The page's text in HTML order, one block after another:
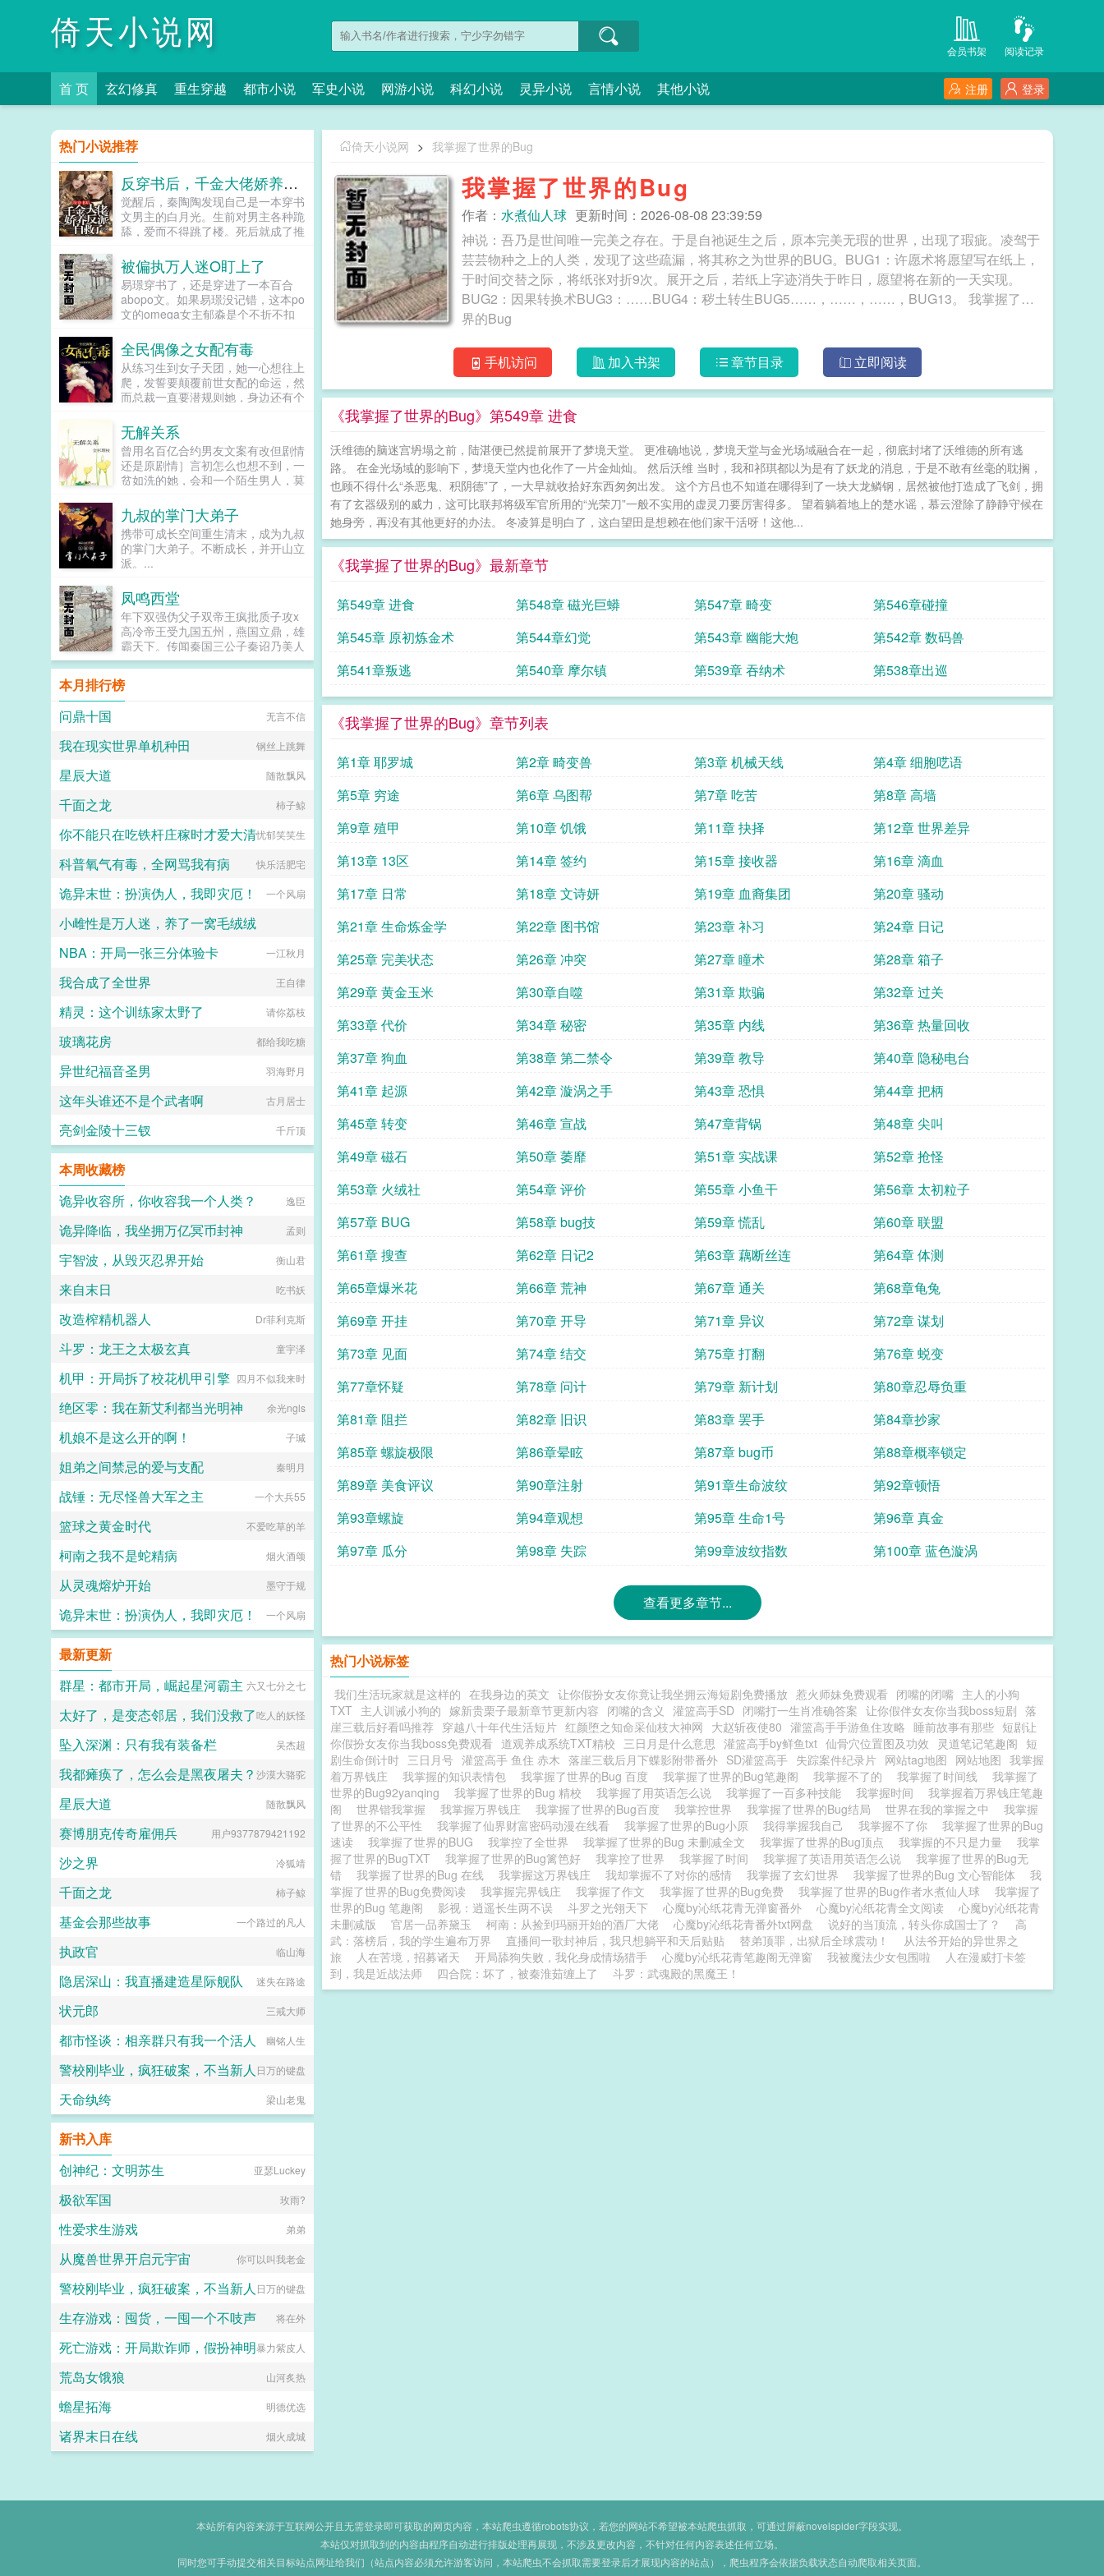
倚天小说网 阅读记录
会员书架
首 页 玄幻修真 重生穿越 都市小说 军史小说 网游小说 科幻小说 灵异小说 言情小说 其他小说 登录
注册
倚天小说网 > 我掌握了世界的Bug
我掌握了世界的Bug
作者： 水煮仙人球 更新时间：2026-08-08 23:39:59
神说：吾乃是世间唯一完美之存在。于是自祂诞生之后，原本完美无瑕的世界，出现了瑕疵。凌驾于
芸芸物种之上的人类，发现了这些疏漏，将其称之为世界的BUG。BUG1：许愿术将愿望写在纸上，
于时间交替之际，将纸张对折9次。展开之后，若纸上字迹消失于昨日，愿望将在新的一天实现。
BUG2：因果转换术BUG3：……BUG4：秽土转生BUG5……，……，……，BUG13。 我掌握了世
界的Bug
手机访问 加入书架 章节目录 立即阅读
《我掌握了世界的Bug》第549章 进食
沃维德的脑迷宫坍塌之前，陆湛便已然提前展开了梦境天堂。 更准确地说，梦境天堂与金光场域融合在一起，彻底封堵了沃维德的所有逃
路。 在金光场域的影响下，梦境天堂内也化作了一片金灿灿。 然后沃维 当时，我和祁琪都以为是有了妖龙的消息，于是不敢有丝毫的耽搁，
也顾不得什么“杀恶鬼、积阴德”了，一大早就收拾好东西匆匆出发。 这个方吕也不知道在哪得到了一块大龙鳞钢，居然被他打造成了飞剑，拥
有了玄器级别的威力，这可比联邦将级军官所用的“光荣刀”一般不实用的虚灵刀要厉害得多。 望着躺着地上的楚水谣，慕云澄除了静静守候在
她身旁，再没有其他更好的办法。 冬凌算是明白了，这白望田是想赖在他们家干活呀！这他...
《我掌握了世界的Bug》最新章节
第549章 进食 第548章 磁光巨蟒 第547章 畸变
第546章碰撞
第545章 原初炼金术
第544章幻觉 第543章 幽能大炮
第542章 数码兽
第541章叛逃
第540章 摩尔镇 第539章 吞纳术 第538章出巡
《我掌握了世界的Bug》章节列表
第1章 耶罗城 第2章 畸变兽 第3章 机械天线
第4章 细胞呓语
第5章 穷途
第6章 乌图帮 第7章 吃苦
第8章 高墙
第9章 殖甲
第10章 饥饿 第11章 抉择
第12章 世界差异
第13章 13区
第14章 签约 第15章 接收器
第16章 滴血
第17章 日常
第18章 文诗妍 第19章 血裔集团
第20章 骚动
第21章 生命炼金学
第22章 图书馆 第23章 补习
第24章 日记
第25章 完美状态
第26章 冲突 第27章 瞳术
第28章 箱子
第29章 黄金玉米
第30章自噬 第31章 欺骗
第32章 过关
第33章 代价
第34章 秘密 第35章 内线
第36章 热量回收
第37章 狗血
第38章 第二禁令 第39章 教导
第40章 隐秘电台
第41章 起源
第42章 漩涡之手 第43章 恐惧
第44章 把柄
第45章 转变
第46章 宣战 第47章背锅
第48章 尖叫
第49章 磁石
第50章 萎靡 第51章 实战课
第52章 抢怪
第53章 火绒社
第54章 评价 第55章 小鱼干
第56章 太初粒子
第57章 BUG
第58章 bug技 第59章 慌乱
第60章 联盟
第61章 搜查
第62章 日记2 第63章 藕断丝连
第64章 体测
第65章爆米花
第66章 荒神 第67章 通关
第68章龟兔
第69章 开挂
第70章 开导 第71章 异议
第72章 谋划
第73章 见面
第74章 结交 第75章 打翻
第76章 蜕变
第77章怀疑
第78章 问计 第79章 新计划
第80章忍辱负重
第81章 阻拦
第82章 旧识 第83章 罢手
第84章抄家
第85章 螺旋极限
第86章晕眩 第87章 bug币
第88章概率锁定
第89章 美食评议
第90章注射 第91章生命波纹
第92章顿悟
第93章螺旋
第94章观想 第95章 生命1号
第96章 真金
第97章 瓜分
第98章 失踪 第99章波纹指数 第100章 蓝色漩涡
查看更多章节...
热门小说标签
我们生活玩家就是这样的 在我身边的英文 让你假扮女友你竟让我坐拥云海短剧免费播放 惹火师妹免费观看 闭嘴的闭嘴 主人的小狗
TXT 主人训诫小狗的 嫁新贵栗子最新章节更新内容 闭嘴的含义 灌篮高手SD 闭嘴打一生肖准确答案 让你假伴女友你当我boss短剧 落
崖三载后好看吗推荐 穿越八十年代生活短片 红颜堕之知命采仙枝大神网 大赵斩夜使80 灌篮高手手游鱼住攻略 睡前故事有那些 短剧让
你假扮女友你当我boss免费观看 道观养成系统TXT精校 三日月是什么意思 灌篮高手by鲜鱼txt 仙骨穴位置图及功效 灵道笔记笔趣阁 短
剧生命倒计时 三日月号 灌篮高手 鱼住 赤木 落崖三载后月下蝶影附带番外 SD灌篮高手 失踪案件纪录片 网站tag地图 网站地图 我掌握
着万界钱庄
我掌握的知识表情包 我掌握了世界的Bug 百度 我掌握了世界的Bug笔趣阁 我掌握不了的 我掌握了时间线
我掌握了
世界的Bug92yanqing
我掌握了世界的Bug 精校 我掌握了用英语怎么说 我掌握了一百多种技能 我掌握时间
我掌握着万界钱庄笔趣
阁
世界锴我掌握 我掌握万界钱庄 我掌握了世界的Bug百度 我掌控世界 我掌握了世界的Bug结局 世界在我的掌握之中
我掌握
了世界的不公平性
我掌握了仙界财富密码动漫在线看 我掌握了世界的Bug小原 我得掌握我自己 我掌握不了你
我掌握了世界的Bug
速读
我掌握了世界的BUG 我掌控了全世界 我掌握了世界的Bug 未删减全文 我掌握了世界的Bug顶点 我掌握的不只是力量
我掌
握了世界的BugTXT
我掌握了世界的Bug篱笆好 我掌控了世界 我掌握了时间 我掌握了英语用英语怎么说
我掌握了世界的Bug无
错
我掌握了世界的Bug 在线 我掌握这万界钱庄 我却掌握不了对你的感情 我掌握了玄幻世界 我掌握了世界的Bug 文心智能体
我
掌握了世界的Bug免费阅读
我掌握完界钱庄 我掌握了作文 我掌握了世界的Bug免费 我掌握了世界的Bug作者水煮仙人球
我掌握了
世界的Bug 笔趣阁
影视：逍遥长生两不误 斗罗之光翎天下 心魔by沁纸花青无弹窗番外 心魔by沁纸花青全文阅读
心魔by沁纸花青
未删减版
官居一品养黛玉 柯南：从捡到玛丽开始的酒厂大佬 心魔by沁纸花青番外txt网盘 说好的当顶流，转头你成国士了？
高
武：落榜后，我的学生遍布万界
直播间一歌封神后，我只想躺平和天后贴贴 替弟顶罪，出狱后全球震动！
从法爷开始的异世界之
旅
人在苦境，招募诸天 开局舔狗失败，我化身成情场猎手 心魔by沁纸花青笔趣阁无弹窗 我被魔法少女包围啦
人在漫威打卡签
到，我是近战法师
四合院：坏了，被秦淮茹缠上了 斗罗：武魂殿的黑魔王！
热门小说推荐
反穿书后，千金大佬娇养反派自救了
觉醒后，秦陶陶发现自己是一本穿书
文男主的白月光。生前对男主各种跪
舔，爱而不得跳了楼。死后就成了推
尸。秦家大小姐不干了！马上开启
王...
被偏执万人迷O盯上了
易璟穿书了，还是穿进了一本百合
abopo文。如果易璟没记错，这本po
文的omega女主郁淼是个不折不扣
无法克制对郁淼强取豪夺的冲动，即
使郁淼自己性格冷淡对那种事完全没
有兴趣，剧情也总会拐到那个方向，
而且每隔两三章会就换一批alpha，
刺激得不行。穿到一切开始之前，易
淼。青灰亚麻色的分层长卷发，神态
有些病弱，眼波迷蒙猫一样慵懒仿佛
含着水似的，远远一眼望过来就能令
人神魂颠倒。看着郁淼靠在窗边，衬
吞吐烟雾，易璟缓缓向写出郁淼的作
者献上膝盖。难怪文中那些alpha要
发疯，她看了也忍不住想喊姐姐请让
我贴一下啊！郁淼有一个秘密。她知
道未来会发生的所有事。那期间每一
之前，郁淼每天都在数着日子等着复
仇，因此她清楚的知道易璟不是这个
世界的人。但是易璟太可爱了。她是
她世界里唯一的正常人，不会忽然发
疯对她强取豪夺，也不会利用信息素
在各种地方侮辱一样地占有，还会默
不作声地带她绕开所有的剧情点。因
为易璟，上辈子那些恶心的alpha没
有一个能来到她的面前。郁淼爱易
她到最后都会弹开，即使她说她愿
意。于是在情热期那天，郁淼提前丢
掉了抑制剂，处理掉了一直在烦她的
璟，我难受。帮帮我1始终1v12超听
女a无挂件2023725文案已截图备
份。...
全民偶像之女配有毒
从练习生到女子天团，她一心想往上
爬，发誓要颠覆前世女配的命运，然
而总裁一直要潜规则她，身边还有个
无解关系
曾用名百亿合约男友文案有改但剧情
还是原剧情］言初怎么也想不到，一
贫如洗的她，会和一个陌生男人，莫
富交换。说白了就是他的钱进了她账
户，她的钱进了他账户还转！不！
回！去！好消息对方是陆洺执，陆氏
集团太子爷，多金，年轻，人还帅。
坏消息这人脾气差，控制欲强，还打
九叔的掌门大弟子
携带可成长空间重生清末，成为九叔
的掌门大弟子。不断成长，并开山立
派。...
凤鸣西堂
年下双强伪父子双帝王疯批质子攻x
高冷帝王受九国五州，燕国立鼎，雄
霸天下。传闻秦国三公子秦诏乃美人
之子，最不得宠。秦国式微，为表忠
心，便将他送去燕国作质子。几渡春
秋，万里霜寒。秦诏乖顺，颇得燕王
宠溺，于及冠年放他归去。哪知三个
月后，他竟扫平障碍，弑父即位。自
幻，他荡平七国，强灭五州，将河山
宫门之日，未杀一名俘虏，未夺半只
自威。二人对上视线，促狭中带着几
微眯，仍循着旧日称呼，质问声凛
俯身，骤然折膝跪了下去往日隐忍换
得狠厉，但唇角柔情却化作了一抹
冠霞帔，金银珠玉贯满箱，另有玺印
璨，忽又改了口，朕，是来迎娶您回
爱的质子攻x每天外冷内热宠溺带娃
高冷美强囚凤帝王受食用注意■时代
私设。双方无任何亲缘关系，质子到
相爱相杀年龄差7岁年下强强身心
（作者广告位3啵啵）■古耽戎马踏
受权臣技能之伺候娇生惯养的公子哥
儿。■古耽照我满怀冰雪忠犬糙汉暗
卫攻x狠戾变态王爷受被王爷一个巴
掌扇爽了。■古耽误我秦楼约高冷闷
骚大将军x骄扬富贵小少爷被老婆倒
追又放弃，将军等会，小祖宗哎！■
东幻众神审判日疯批大佬x高冷之花
为神清路的蓝星5s指挥长军官权昼，
遇到一个顶级疯批罪犯。想杀我？试
试接吻吗？■现耽第13个治疗师狂躁
失眠的霸总，被手段高超的pua心理
治疗师狠狠拿捏。老婆把我的精神病
治成了恋爱脑...
本月排行榜
问鼎十国
无言不信
我在现实世界单机种田 钢丝上跳舞
星辰大道 随散飘风
千面之龙 柿子鲸
你不能只在吃铁杆庄稼时才爱大清忧郁笑笑生
科普氧气有毒，全网骂我有病 快乐活肥宅
诡异末世：扮演伪人，我即灾厄！ 一个风扇
小雌性是万人迷，养了一窝毛绒绒
一个刚正不阿的女人
NBA：开局一张三分体验卡 一江秋月
我合成了全世界 王自律
精灵：这个训练家太野了 请你荔枝
玻璃花房 都给我吃糖
异世纪福音圣男 羽海野月
这年头谁还不是个武者啊 古月居士
亮剑金陵十三钗 千斤顶
本周收藏榜
诡异收容所，你收容我一个人类？
逸臣
诡异降临，我坐拥万亿冥币封神 孟则
宇智波，从毁灭忍界开始 衡山君
来自末日 吃书妖
改造榨精机器人 Dr菲利克斯
斗罗：龙王之太极玄真 童宇泽
机甲：开局拆了校花机甲引擎 四月不似我来时
绝区零：我在新艾利都当光明神 余光ngls
机娘不是这么开的啊！ 子瑊
姐弟之间禁忌的爱与支配 秦明月
战锤：无尽怪兽大军之主 一个大兵55
篮球之黄金时代 不爱吃草的羊
柯南之我不是蛇精病 烟火酒颂
从灵魂熔炉开始 墨守于规
诡异末世：扮演伪人，我即灾厄！ 一个风扇
最新更新
群星：都市开局，崛起星河霸主 六又七分之七
太好了，是变态邻居，我们没救了吃人的妖怪
坠入深渊：只有我有装备栏 吴杰超
我都瘫痪了，怎么会是黑夜屠夫？ 沙漠大骆驼
星辰大道 随散飘风
赛博朋克传奇雇佣兵 用户9377879421192
沙之界 冷狐靖
千面之龙 柿子鲸
基金会那些故事 一个路过的凡人
执政官 临山海
隐居深山：我直播建造星际舰队 迷失在路途
状元郎 三戒大师
都市怪谈：相亲群只有我一个活人 幽铭人生
警校刚毕业，疯狂破案，不当新人 日万的键盘
天命纨绔 梁山老鬼
新书入库
创神纪：文明苏生
亚瑟Luckey
极欲军国 玫雨?
性爱求生游戏 弟弟
从魔兽世界开启元宇宙 你可以叫我老金
警校刚毕业，疯狂破案，不当新人 日万的键盘
生存游戏：囤货，一囤一个不吱声 将在外
死亡游戏：开局欺诈师，假扮神明暴力紫皮人
荒岛女饿狼 山河炙热
蟾星拓海 明德优选
诸界末日在线 烟火成城
本站所有内容来源于互联网公开且无需登录即可获取的网页内容，本站爬虫遵循robots协议，若您的网站不希望被本站爬虫抓取，可通过屏蔽novelspider字段实现。
本站仅对抓取到的内容由程序自动进行排版处理再展现，不涉及更改内容，不针对任何内容表述任何立场。
同时您可手动提交相关目标站点网址给我们（站点内容必须允许游客访问，本站爬虫不会抓取需要登录后才展现内容的站点），爬虫程序会依据负载状态自动爬取相关页面。